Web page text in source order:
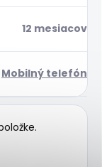
12 mesiacov
Mobilný telefón